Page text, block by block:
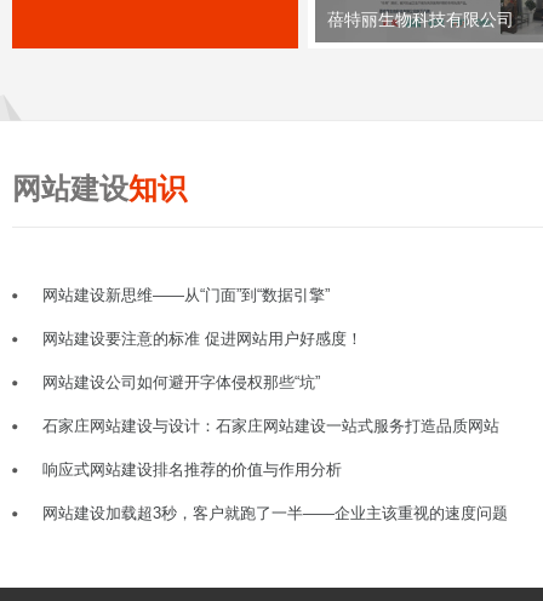
蓓特丽生物科技有限公司
网站建设知识
网站建设新思维——从“门面”到“数据引擎”
网站建设要注意的标准 促进网站用户好感度！
网站建设公司如何避开字体侵权那些“坑”
石家庄网站建设与设计：石家庄网站建设一站式服务打造品质网站
响应式网站建设排名推荐的价值与作用分析
网站建设加载超3秒，客户就跑了一半——企业主该重视的速度问题